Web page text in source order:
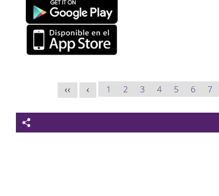
<< < 1 2 3 4 5 6 7